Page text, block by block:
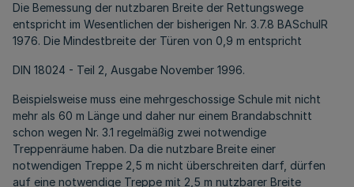
Die Bemessung der nutzbaren Breite der Rettungswege
entspricht im Wesentlichen der bisherigen Nr. 3.7.8 BASchulR
1976. Die Mindestbreite der Türen von 0,9 m entspricht
DIN 18024 - Teil 2, Ausgabe November 1996.
Beispielsweise muss eine mehrgeschossige Schule mit nicht
mehr als 60 m Länge und daher nur einem Brandabschnitt
schon wegen Nr. 3.1 regelmäßig zwei notwendige
Treppenräume haben. Da die nutzbare Breite einer
notwendigen Treppe 2,5 m nicht überschreiten darf, dürfen
auf eine notwendige Treppe mit 2,5 m nutzbarer Breite